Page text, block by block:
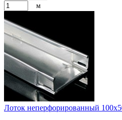
м
Лоток неперфорированный